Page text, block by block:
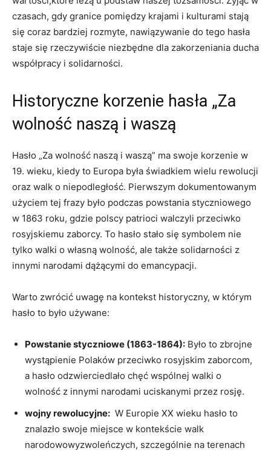
czasach, gdy granice pomiędzy krajami i kulturami stają
się ⁤coraz bardziej rozmyte, nawiązywanie do ‌tego hasła
staje ​się rzeczywiście niezbędne dla zakorzeniania ⁣ducha
współpracy​ i solidarności.
Historyczne ⁢korzenie hasła „Za
wolność naszą⁢ i waszą
Hasło ⁣„Za wolność naszą i waszą”⁣ ma swoje⁢ korzenie w
19. wieku, kiedy to ⁤Europa była świadkiem wielu rewolucji
oraz walk o niepodległość. Pierwszym dokumentowanym
‍użyciem tej⁢ frazy było podczas powstania styczniowego
w 1863 roku, gdzie polscy patrioci walczyli przeciwko⁣
rosyjskiemu zaborcy. To hasło stało się symbolem ⁢nie
tylko walki o⁢ własną wolność, ale także ‍solidarności z
innymi narodami dążącymi do ​emancypacji.
Warto zwrócić ⁢uwagę na kontekst‌ historyczny,⁢ w którym
hasło ⁤to było ‌używane:
Powstanie styczniowe (1863-1864): Było to zbrojne
wystąpienie Polaków przeciwko ⁣rosyjskim zaborcom,
a hasło odzwierciedlało ⁤chęć wspólnej walki o
wolność z innymi narodami uciskanymi przez ⁣rosję.
wojny rewolucyjne: ⁤ W Europie XX wieku hasło to
znalazło swoje miejsce w⁤ kontekście walk
narodowowyzwoleńczych, szczególnie na terenach